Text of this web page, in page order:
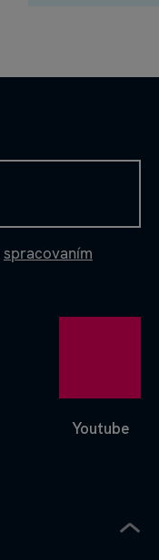
spracovaním
Youtube